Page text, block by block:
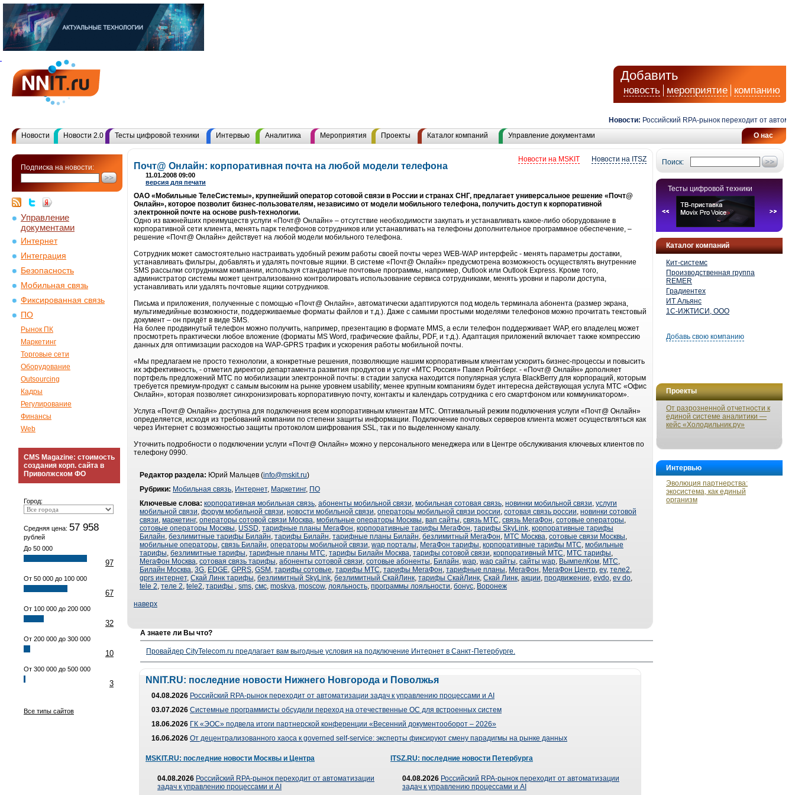
Добавить
новость мероприятие компанию
Новости: Российский RPA-рынок переходит от
О нас
Новости Новости 2.0 Тесты цифровой техники Интервью Аналитика Мероприятия Проекты Каталог компаний Управление документами
Подписка на новости:
Управление
документами
Интернет
Интеграция
Безопасность
Мобильная связь
Фиксированная связь
ПО
Рынок ПК
Маркетинг
Торговые сети
Оборудование
Outsourcing
Кадры
Регулирование
Финансы
Web
CMS Magazine: стоимость
создания корп. сайта в
Приволжском ФО
Город:
Средняя цена: 57 958
рублей
До 50 000
97
От 50 000 до 100 000
67
От 100 000 до 200 000
32
От 200 000 до 300 000
10
От 300 000 до 500 000
3
Все типы сайтов
Поиск:
Тесты цифровой техники
Каталог компаний
Кит-системс
Производственная группа
REMER
Градиентех
ИТ Альянс
1С-ИЖТИСИ, ООО
Добавь свою компанию
Проекты
От разрозненной отчетности к
единой системе аналитики —
кейс «Холодильник.ру»
Интервью
Эволюция партнерства:
экосистема, как единый
организм
Новости на ITSZ
Новости на MSKIT
Почт@ Онлайн: корпоративная почта на любой модели телефона
11.01.2008 09:00
версия для печати
ОАО «Мобильные ТелеСистемы», крупнейший оператор сотовой связи в России и странах СНГ, предлагает универсальное решение «Почт@
Онлайн», которое позволит бизнес-пользователям, независимо от модели мобильного телефона, получить доступ к корпоративной
электронной почте на основе push-технологии.
Одно из важнейших преимуществ услуги «Почт@ Онлайн» – отсутствие необходимости закупать и устанавливать какое-либо оборудование в
корпоративной сети клиента, менять парк телефонов сотрудников или устанавливать на телефоны дополнительное программное обеспечение, –
решение «Почт@ Онлайн» действует на любой модели мобильного телефона.
Сотрудник может самостоятельно настраивать удобный режим работы своей почты через WEB-WAP интерфейс - менять параметры доставки,
устанавливать фильтры, добавлять и удалять почтовые ящики. В системе «Почт@ Онлайн» предусмотрена возможность осуществлять внутренние
SMS рассылки сотрудникам компании, используя стандартные почтовые программы, например, Outlook или Outlook Express. Кроме того,
администратор системы может централизованно контролировать использование сервиса сотрудниками, менять уровни и пароли доступа,
устанавливать или удалять почтовые ящики сотрудников.
Письма и приложения, полученные с помощью «Почт@ Онлайн», автоматически адаптируются под модель терминала абонента (размер экрана,
мультимедийные возможности, поддерживаемые форматы файлов и т.д.). Даже с самыми простыми моделями телефонов можно прочитать текстовый
документ – он придёт в виде SMS.
На более продвинутый телефон можно получить, например, презентацию в формате MMS, а если телефон поддерживает WAP, его владелец может
просмотреть практически любое вложение (форматы MS Word, графические файлы, PDF, и т.д.). Адаптация приложений включает также компрессию
данных для оптимизации расходов на WAP-GPRS трафик и ускорения работы мобильной почты.
«Мы предлагаем не просто технологии, а конкретные решения, позволяющие нашим корпоративным клиентам ускорить бизнес-процессы и повысить
их эффективность, - отметил директор департамента развития продуктов и услуг «МТС Россия» Павел Ройтберг. - «Почт@ Онлайн» дополняет
портфель предложений МТС по мобилизации электронной почты: в стадии запуска находится популярная услуга BlackBerry для корпораций, которым
требуется премиум-продукт с самым высоким на рынке уровнем usability; менее крупным компаниям будет интересна действующая услуга МТС «Офис
Онлайн», которая позволяет синхронизировать корпоративную почту, контакты и календарь сотрудника с его смартфоном или коммуникатором».
Услуга «Почт@ Онлайн» доступна для подключения всем корпоративным клиентам МТС. Оптимальный режим подключения услуги «Почт@ Онлайн»
определяется, исходя из требований компании по степени защиты информации. Подключение почтовых серверов клиента может осуществляться как
через Интернет с возможностью защиты протоколом шифрования SSL, так и по выделенному каналу.
Уточнить подробности о подключении услуги «Почт@ Онлайн» можно у персонального менеджера или в Центре обслуживания ключевых клиентов по
телефону 0990.
Редактор раздела: Юрий Мальцев (info@mskit.ru)
Рубрики: Мобильная связь, Интернет, Маркетинг, ПО
Ключевые слова: корпоративная мобильная связь, абоненты мобильной связи, мобильная сотовая связь, новинки мобильной связи, услуги
мобильной связи, форум мобильной связи, новости мобильной связи, операторы мобильной связи россии, сотовая связь россии, новинки сотовой
связи, маркетинг, операторы сотовой связи Москва, мобильные операторы Москвы, вап сайты, связь МТС, связь МегаФон, сотовые операторы,
сотовые операторы Москвы, USSD, тарифные планы МегаФон, корпоративные тарифы МегаФон, тарифы SkyLink, корпоративные тарифы
Билайн, безлимитные тарифы Билайн, тарифы Билайн, тарифные планы Билайн, безлимитный МегаФон, МТС Москва, сотовые связи Москвы,
мобильные операторы, связь Билайн, операторы мобильной связи, wap порталы, МегаФон тарифы, корпоративные тарифы МТС, мобильные
тарифы, безлимитные тарифы, тарифные планы МТС, тарифы Билайн Москва, тарифы сотовой связи, корпоративный МТС, МТС тарифы,
МегаФон Москва, сотовая связь тарифы, абоненты сотовой связи, сотовые абоненты, Билайн, wap, wap сайты, сайты wap, ВымпелКом, МТС,
Билайн Москва, 3G, EDGE, GPRS, GSM , тарифы сотовые, тарифы МТС, тарифы МегаФон, тарифные планы, МегаФон, МегаФон Центр, ev, теле2,
gprs интернет, Скай Линк тарифы, безлимитный SkyLink, безлимитный СкайЛинк, тарифы СкайЛинк, Скай Линк, акции, продвижение, evdo, ev do,
tele 2, теле 2, tele2, тарифы , sms, смс, moskva, moscow, лояльность, программы лояльности, бонус, Воронеж
наверх
А знаете ли Вы что?
Провайдер CityTelecom.ru предлагает вам выгодные условия на подключение Интернет в Санкт-Петербурге.
NNIT.RU: последние новости Нижнего Новгорода и Поволжья
04.08.2026 Российский RPA-рынок переходит от автоматизации задач к управлению процессами и AI
03.07.2026 Системные программисты обсудили переход на отечественные ОС для встроенных систем
18.06.2026 ГК «ЭОС» подвела итоги партнерской конференции «Весенний документооборот – 2026»
16.06.2026 От децентрализованного хаоса к governed self-service: эксперты фиксируют смену парадигмы на рынке данных
MSKIT.RU: последние новости Москвы и Центра
04.08.2026 Российский RPA-рынок переходит от автоматизации
задач к управлению процессами и AI
ITSZ.RU: последние новости Петербурга
04.08.2026 Российский RPA-рынок переходит от автоматизации
задач к управлению процессами и AI